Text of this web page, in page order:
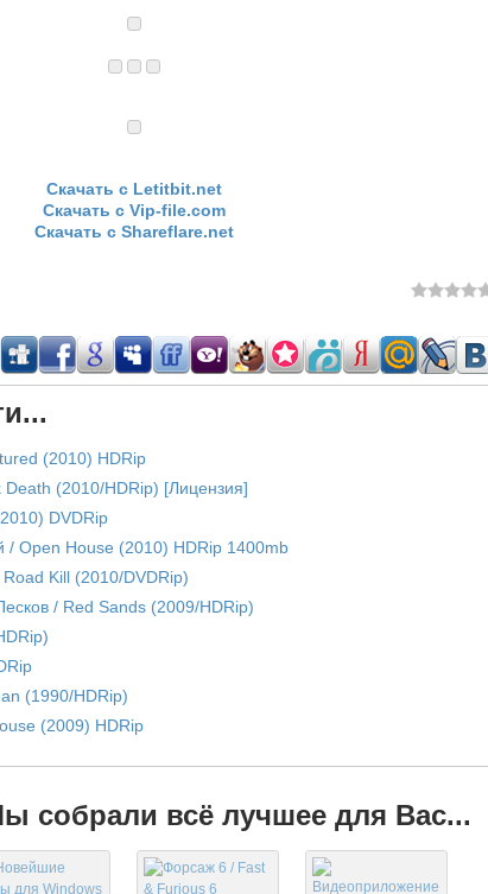
Скачать с Letitbit.net
Скачать с Vip-file.com
Скачать с Shareflare.net
(2010) HDRip
(2010/HDRip) [Лицензия]
DVDRip
/ Open House (2010) HDRip 1400mb
Kill (2010/DVDRip)
/ Red Sands (2009/HDRip)
(1990/HDRip)
(2009) HDRip
собрали всё лучшее для Вас...